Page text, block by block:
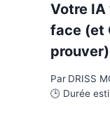
Votre IA
face (et
prouver)
Par DRISS
🕒 Durée